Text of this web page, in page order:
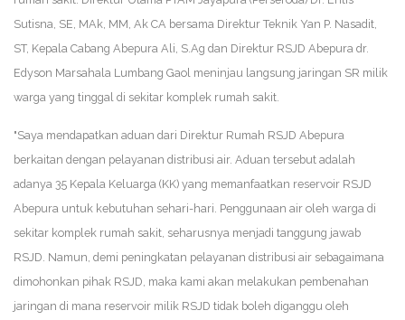
Sutisna, SE, MAk, MM, Ak CA bersama Direktur Teknik Yan P. Nasadit,
ST, Kepala Cabang Abepura Ali, S.Ag dan Direktur RSJD Abepura dr.
Edyson Marsahala Lumbang Gaol meninjau langsung jaringan SR milik
warga yang tinggal di sekitar komplek rumah sakit.
"Saya mendapatkan aduan dari Direktur Rumah RSJD Abepura
berkaitan dengan pelayanan distribusi air. Aduan tersebut adalah
adanya 35 Kepala Keluarga (KK) yang memanfaatkan reservoir RSJD
Abepura untuk kebutuhan sehari-hari. Penggunaan air oleh warga di
sekitar komplek rumah sakit, seharusnya menjadi tanggung jawab
RSJD. Namun, demi peningkatan pelayanan distribusi air sebagaimana
dimohonkan pihak RSJD, maka kami akan melakukan pembenahan
jaringan di mana reservoir milik RSJD tidak boleh diganggu oleh